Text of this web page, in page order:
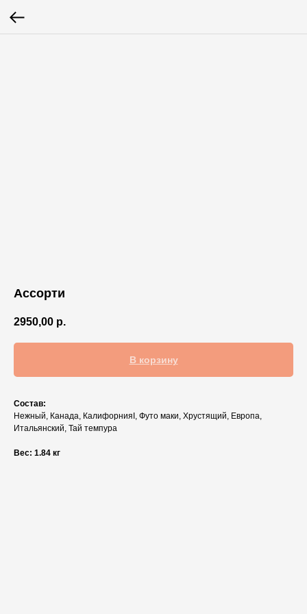
Ассорти
2950,00 р.
В корзину
Состав:
Нежный, Канада, КалифорнияI, Футо маки, Хрустящий, Европа,
Итальянский, Тай темпура
Вес: 1.84 кг